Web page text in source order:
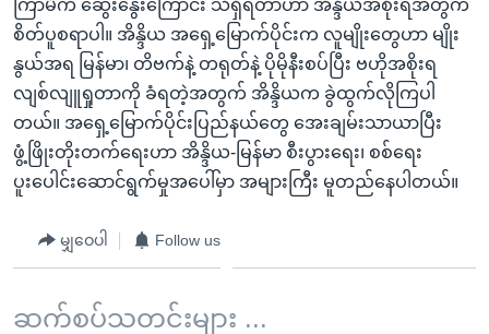
ကြာမီက ဆွေးနွေးကြောင်း သိရှိရတာဟာ အိန္ဒိယအစိုးရအတွက်
စိတ်ပူစရာပါ။ အိန္ဒိယ အရှေ့မြောက်ပိုင်းက လူမျိုးတွေဟာ မျိုး
နွယ်အရ မြန်မာ၊ တိဗက်နဲ့ တရုတ်နဲ့ ပိုမိုနီးစပ်ပြီး ဗဟိုအစိုးရ
လျစ်လျူရှုတာကို ခံရတဲ့အတွက် အိန္ဒိယက ခွဲထွက်လိုကြပါ
တယ်။ အရှေ့မြောက်ပိုင်းပြည်နယ်တွေ အေးချမ်းသာယာပြီး
ဖွံ့ဖြိုးတိုးတက်ရေးဟာ အိန္ဒိယ-မြန်မာ စီးပွားရေး၊ စစ်ရေး
ပူးပေါင်းဆောင်ရွက်မှုအပေါ်မှာ အများကြီး မူတည်နေပါတယ်။
မျှဝေပါ Follow us
ဆက်စပ်သတင်းများ ...